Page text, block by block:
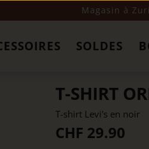
Magasin à
SOLDES
T-SHIRT
T-shirt Levi's en noir
CHF 29.90